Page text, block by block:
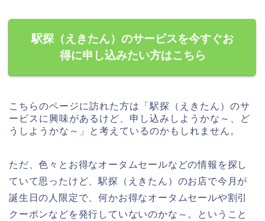
駅探（えきたん）のサービスを今すぐお
得に申し込みたい方はこちら
こちらのページに訪れた方は「駅探（えきたん）のサ
ービスに興味があるけど、申し込みしようかな～、ど
うしようかな～」と考えているのかもしれません。
ただ、色々とお得なオータムセールなどの情報を探し
ていて思ったけど、駅探（えきたん）のお店で今月が
誕生日の人限定で、何かお得なオータムセールや割引
クーポンなどを発行していないのかな～。ということ